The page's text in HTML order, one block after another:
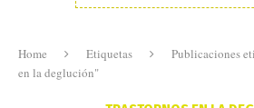
Home Etiquetas
Publicaciones
en la deglución"